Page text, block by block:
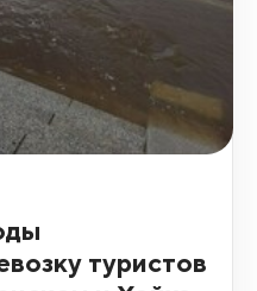
туристов